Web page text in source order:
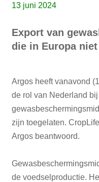
13 juni 2024
Export van
die in Europa
Argos heeft vanavond
de rol van Nederland
zijn toegelaten.
Argos beantwoord.
de voedselproductie.